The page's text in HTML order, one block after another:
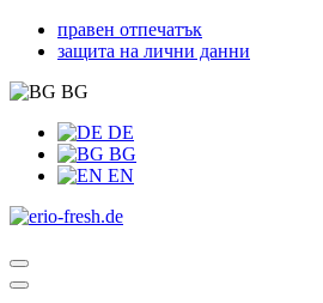
правен отпечатък
защита на лични данни
BG
DE
BG
EN